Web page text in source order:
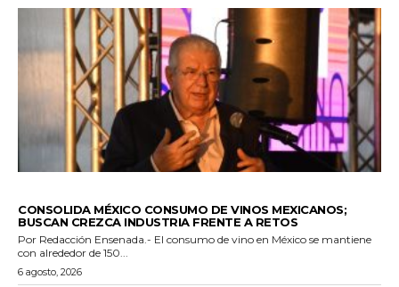
CONSOLIDA MÉXICO CONSUMO DE VINOS MEXICANOS;
BUSCAN CREZCA INDUSTRIA FRENTE A RETOS
Por Redacción Ensenada.- El consumo de vino en México se mantiene
con alrededor de 150...
6 agosto, 2026